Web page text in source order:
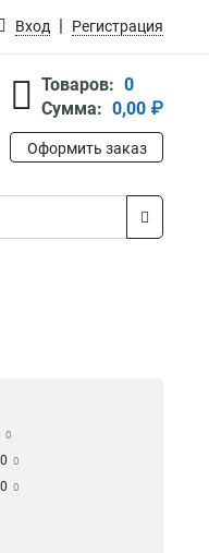
Вход Регистрация
Товаров: 0
Сумма: 0,00 ₽
Оформить заказ
0
0
0